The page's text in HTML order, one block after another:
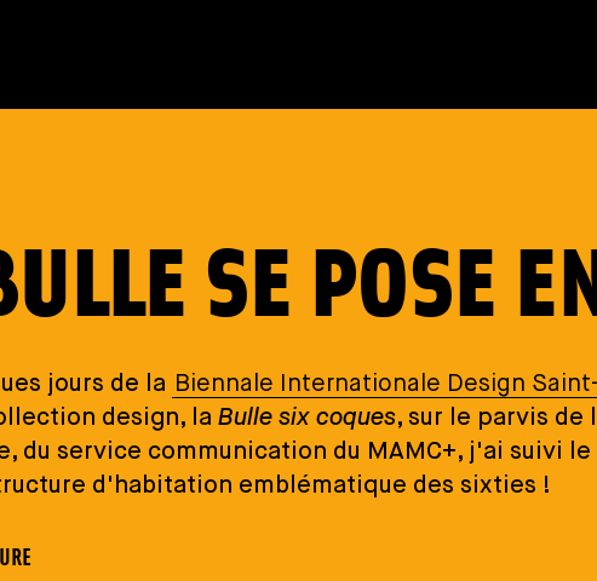
SE POSE
jours de la Biennale Internationale Design
design, la Bulle six coques, sur le parvis de
du service communication du MAMC+, j'ai suivi
d'habitation emblématique des sixties !